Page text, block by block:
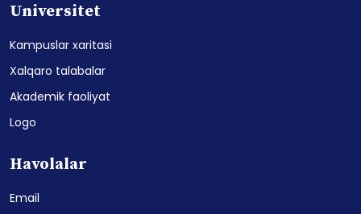
Universitet
Kampuslar xaritasi
Xalqaro talabalar
Akademik faoliyat
Logo
Havolalar
Email